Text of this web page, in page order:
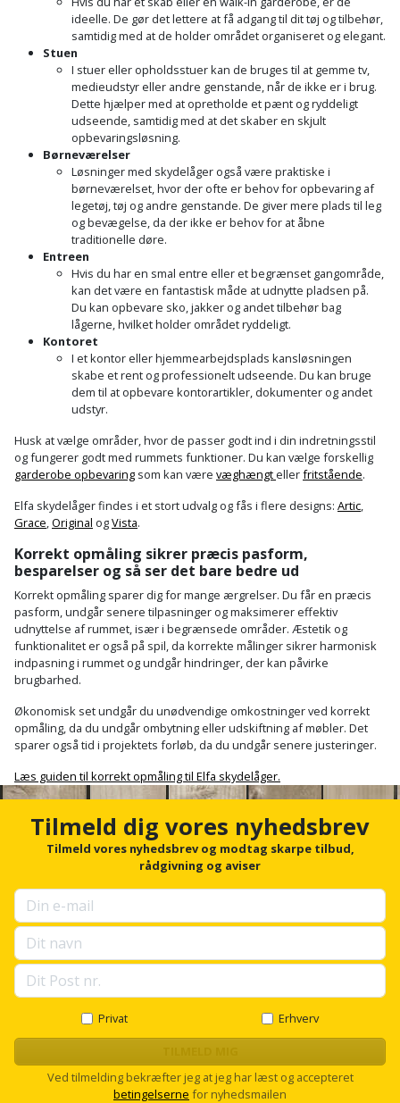
Plastlister
Radonsikring
Rumdeler
og
møtrikker
Skunklem
Sternbeklædning
Tag
og
tagplader
Terrassebrædder
Terrasseopklodsning
Tråd
til
byggeri
Træ
Vinduer
plader
Løfteudstyr
Målebånd
Markeringsværktøj
Mejsel
Murerværktøj
Nedstryger
Nøgleværktøj
Oliekande
Palleløfter
Polsøger
Reb
og
snor
Renseservietter
og
wipes
Sækkelukker
Saks
Sav
Savbuk
Savklinge
Skraber
Skruestik
Skruetrækker
Flisevibrator
Føringsskinne
Forlængerledning
Fugepistol
Fugtmåler
Gipsskruemaskine
Girafsliber
Girafsliber
tilbehør
Industristøvsuger
Kantfræser
Kantlimer
Kantlimertilbehør
Kap-
og
geringssav
Kerneboremaskine
Klammepistol
Klippeværktøj
Kombokit
Kompressor
Ligesliber
Limpistol
Loddekolbe
Gummibåd
Havemøbler
Havepleje
Haveredskaber
Haveslange
og
tilbehør
Havetilbehør
Højbede
Højtaler
Hylder
og
fritid
Jul
Kaffe
Klæbesøm
Køkkenudstyr
Leg
Lommelygte
Mobiltilbehør
Pavillon
Personlig
pleje
Plantekasser
ideelle. De gør det lettere at få adgang til dit tøj og tilbehør,
samtidig med at de holder området organiseret og elegant.
Stuen
I stuer eller opholdsstuer kan de bruges til at gemme tv,
medieudstyr eller andre genstande, når de ikke er i brug.
Dette hjælper med at opretholde et pænt og ryddeligt
udseende, samtidig med at det skaber en skjult
opbevaringsløsning.
Børneværelser
Løsninger med skydelåger også være praktiske i
børneværelset, hvor der ofte er behov for opbevaring af
legetøj, tøj og andre genstande. De giver mere plads til leg
og bevægelse, da der ikke er behov for at åbne
traditionelle døre.
Entreen
Hvis du har en smal entre eller et begrænset gangområde,
kan det være en fantastisk måde at udnytte pladsen på.
Du kan opbevare sko, jakker og andet tilbehør bag
lågerne, hvilket holder området ryddeligt.
Kontoret
I et kontor eller hjemmearbejdsplads kansløsningen
skabe et rent og professionelt udseende. Du kan bruge
dem til at opbevare kontorartikler, dokumenter og andet
udstyr.
Husk at vælge områder, hvor de passer godt ind i din indretningsstil
og fungerer godt med rummets funktioner. Du kan vælge forskellig
garderobe opbevaring som kan være væghængt ellerfritstående.
Elfa skydelåger findes i et stort udvalg og fås i flere designs: Artic,
Grace,Original ogVista.
Korrekt opmåling sikrer præcis pasform,
besparelser og så ser det bare bedre ud
Korrekt opmåling sparer dig for mange ærgrelser. Du får en præcis
pasform, undgår senere tilpasninger og maksimerer effektiv
udnyttelse af rummet, især i begrænsede områder. Æstetik og
funktionalitet er også på spil, da korrekte målinger sikrer harmonisk
indpasning i rummet og undgår hindringer, der kan påvirke
brugbarhed.
Økonomisk set undgår du unødvendige omkostninger ved korrekt
opmåling, da du undgår ombytning eller udskiftning af møbler. Det
sparer også tid i projektets forløb, da du undgår senere justeringer.
Læs guiden til korrekt opmåling til Elfa skydelåger.
Tilmeld dig vores nyhedsbrev
Tilmeld vores nyhedsbrev og modtag skarpe tilbud,
rådgivning og aviser
Privat Erhverv
Ved tilmelding bekræfter jeg at jeg har læst og accepteret
betingelserne for nyhedsmailen